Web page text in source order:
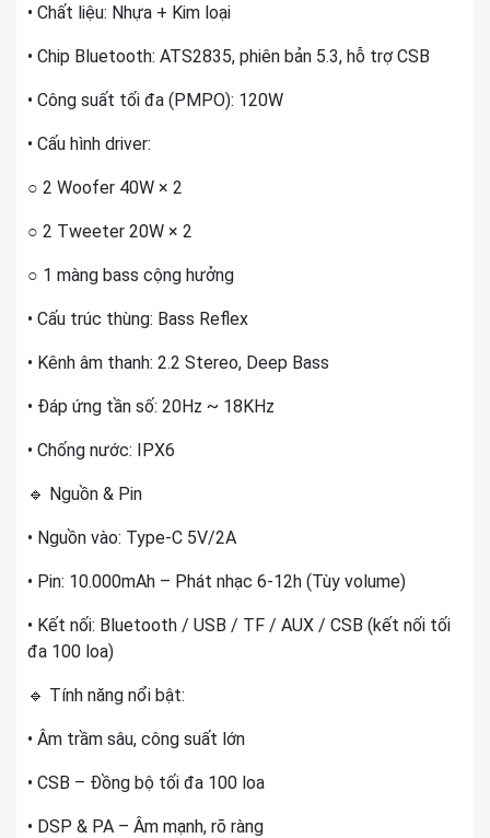
• Chất liệu: Nhựa + Kim loại
• Chip Bluetooth: ATS2835, phiên bản 5.3, hỗ trợ CSB
• Công suất tối đa (PMPO): 120W
• Cấu hình driver:
○ 2 Woofer 40W × 2
○ 2 Tweeter 20W × 2
○ 1 màng bass cộng hưởng
• Cấu trúc thùng: Bass Reflex
• Kênh âm thanh: 2.2 Stereo, Deep Bass
• Đáp ứng tần số: 20Hz ~ 18KHz
• Chống nước: IPX6
🔹 Nguồn & Pin
• Nguồn vào: Type-C 5V/2A
• Pin: 10.000mAh – Phát nhạc 6-12h (Tùy volume)
• Kết nối: Bluetooth / USB / TF / AUX / CSB (kết nối tối
đa 100 loa)
🔹 Tính năng nổi bật:
• Âm trầm sâu, công suất lớn
• CSB – Đồng bộ tối đa 100 loa
• DSP & PA – Âm mạnh, rõ ràng